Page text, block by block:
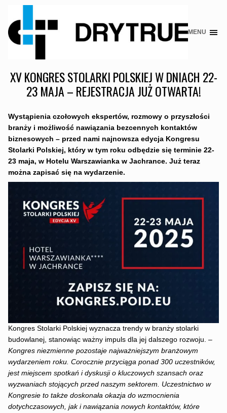
Skip
MENU
XV KONGRES STOLARKI POLSKIEJ W DNIACH 22-
23 MAJA – REJESTRACJA JUŻ OTWARTA!
Wystąpienia czołowych ekspertów, rozmowy o przyszłości
branży i możliwość nawiązania bezcennych kontaktów
biznesowych – przed nami najnowsza edycja Kongresu
Stolarki Polskiej, który w tym roku odbędzie się terminie 22-
23 maja, w Hotelu Warszawianka w Jachrance. Już teraz
można zapisać się na wydarzenie.
Kongres Stolarki Polskiej wyznacza trendy w branży stolarki
budowlanej, stanowiąc ważny impuls dla jej dalszego rozwoju. –
Kongres niezmienne pozostaje najważniejszym branżowym
wydarzeniem roku. Corocznie przyciąga ponad 300 uczestników,
jest miejscem spotkań i dyskusji o kluczowych szansach oraz
wyzwaniach stojących przed naszym sektorem. Uczestnictwo w
Kongresie to także doskonała okazja do wzmocnienia
dotychczasowych, jak i nawiązania nowych kontaktów, które